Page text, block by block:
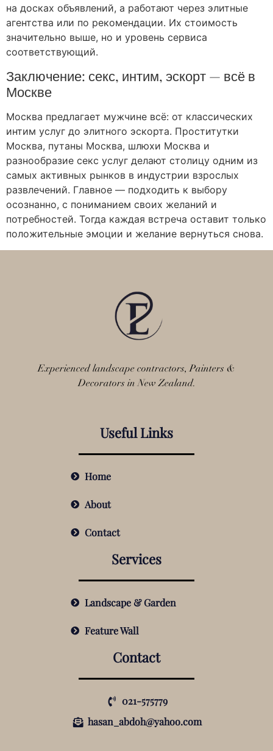
на досках объявлений, а работают через элитные
агентства или по рекомендации. Их стоимость
значительно выше, но и уровень сервиса
соответствующий.
Заключение: секс, интим, эскорт — всё в
Москве
Москва предлагает мужчине всё: от классических
интим услуг до элитного эскорта. Проститутки
Москва, путаны Москва, шлюхи Москва и
разнообразие секс услуг делают столицу одним из
самых активных рынков в индустрии взрослых
развлечений. Главное — подходить к выбору
осознанно, с пониманием своих желаний и
потребностей. Тогда каждая встреча оставит только
положительные эмоции и желание вернуться снова.
Experienced landscape contractors, Painters &
Decorators in New Zealand.
Useful Links
Home
About
Contact
Services
Landscape & Garden
Feature Wall
Contact
021-575779
hasan_abdoh@yahoo.com